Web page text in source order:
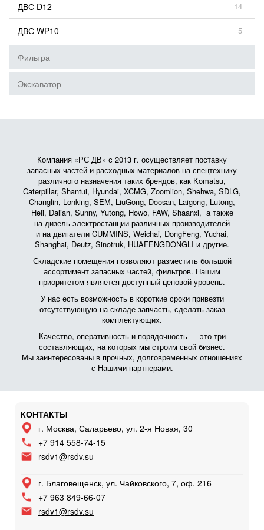
ДВС D12 14
ДВС WP10 5
Фильтра
Экскаватор
Компания «РС ДВ» с 2013 г. осуществляет поставку
запасных частей и расходных материалов на спецтехнику
различного назначения таких брендов, как Komatsu,
Caterpillar, Shantui, Hyundai, XCMG, Zoomlion, Shehwa, SDLG,
Changlin, Lonking, SEM, LiuGong, Doosan, Laigong, Lutong,
Heli, Dalian, Sunny, Yutong, Howo, FAW, Shaanxi, а также
на дизель-электростанции различных производителей
и на двигатели CUMMINS, Weichai, DongFeng, Yuchai,
Shanghai, Deutz, Sinotruk, HUAFENGDONGLI и другие.
Складские помещения позволяют разместить большой
ассортимент запасных частей, фильтров. Нашим
приоритетом является доступный ценовой уровень.
У нас есть возможность в короткие сроки привезти
отсутствующую на складе запчасть, сделать заказ
комплектующих.
Качество, оперативность и порядочность — это три
составляющих, на которых мы строим свой бизнес.
Мы заинтересованы в прочных, долговременных отношениях
с Нашими партнерами.
КОНТАКТЫ
г. Москва, Саларьево, ул. 2-я Новая, 30
+7 914 558-74-15
rsdv1@rsdv.su
г. Благовещенск, ул. Чайковского, 7, оф. 216
+7 963 849-66-07
rsdv1@rsdv.su